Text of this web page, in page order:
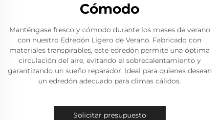
Cómodo
Manténgase fresco y cómodo durante los meses de verano
con nuestro Edredón Ligero de Verano. Fabricado con
materiales transpirables, este edredón permite una óptima
circulación del aire, evitando el sobrecalentamiento y
garantizando un sueño reparador. Ideal para quienes desean
un edredón adecuado para climas cálidos.
Solicitar presupuesto